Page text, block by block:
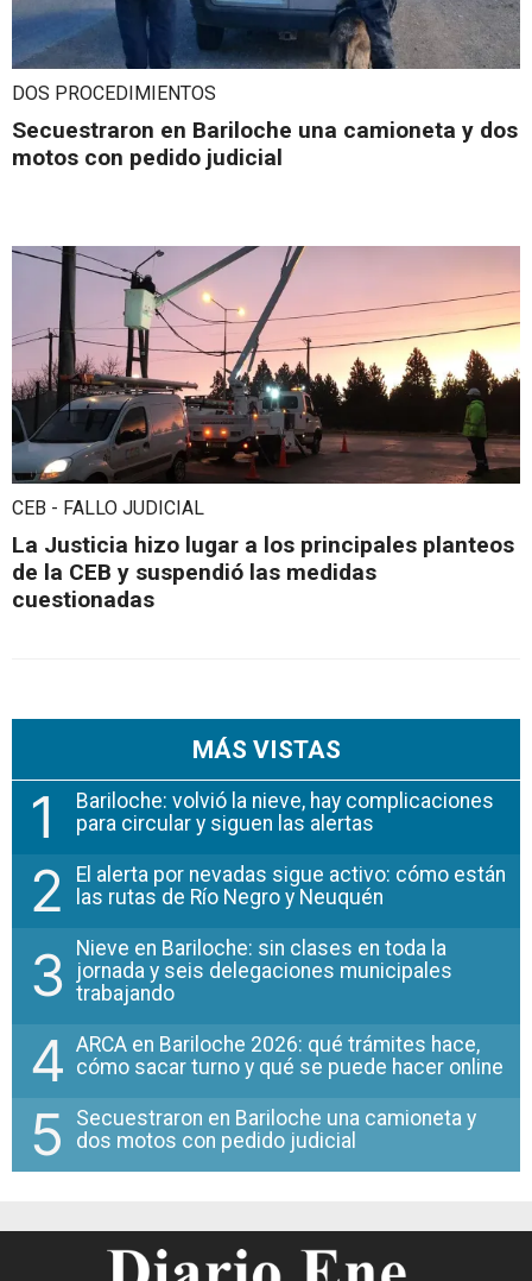
DOS PROCEDIMIENTOS
Secuestraron en Bariloche una camioneta y dos
motos con pedido judicial
CEB - FALLO JUDICIAL
La Justicia hizo lugar a los principales planteos
de la CEB y suspendió las medidas
cuestionadas
MÁS VISTAS
1
Bariloche: volvió la nieve, hay complicaciones
para circular y siguen las alertas
2
El alerta por nevadas sigue activo: cómo están
las rutas de Río Negro y Neuquén
3 Nieve en Bariloche: sin clases en toda la
jornada y seis delegaciones municipales
trabajando
4 ARCA en Bariloche 2026: qué trámites hace,
cómo sacar turno y qué se puede hacer online
5
Secuestraron en Bariloche una camioneta y
dos motos con pedido judicial